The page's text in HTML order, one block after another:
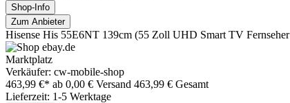
Shop-Info
Zum Anbieter
Hisense His 55E6NT 139cm (55 Zoll UHD Smart TV Fernseher
Marktplatz
Verkäufer: cw-mobile-shop
463,99 €* ab 0,00 € Versand 463,99 € Gesamt
Lieferzeit: 1-5 Werktage